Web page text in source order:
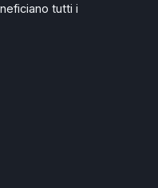
tutti i